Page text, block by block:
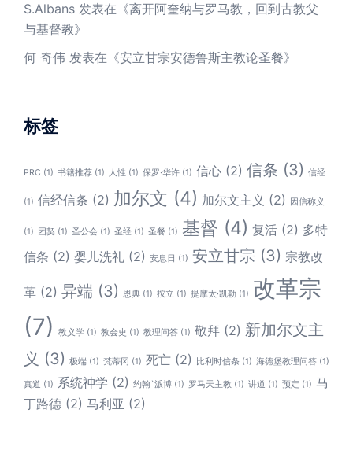
S.Albans 发表在《离开阿奎纳与罗马教，回到古教父
与基督教》
何 奇伟 发表在《安立甘宗安德鲁斯主教论圣餐》
标签
PRC (1) 书籍推荐 (1) 人性 (1) 保罗·华许 (1) 信心 (2) 信条 (3) 信经
(1) 信经信条 (2) 加尔文 (4) 加尔文主义 (2) 因信称义
(1) 团契 (1) 圣公会 (1) 圣经 (1) 圣餐 (1) 基督 (4) 复活 (2) 多特
信条 (2) 婴儿洗礼 (2) 安息日 (1) 安立甘宗 (3) 宗教改
革 (2) 异端 (3) 恩典 (1) 按立 (1) 提摩太·凯勒 (1) 改革宗
(7)
教义学 (1) 教会史 (1) 教理问答 (1) 敬拜 (2) 新加尔文主
义 (3) 极端 (1) 梵蒂冈 (1) 死亡 (2) 比利时信条 (1) 海德堡教理问答 (1)
真道 (1) 系统神学 (2) 约翰`派博 (1) 罗马天主教 (1) 讲道 (1) 预定 (1) 马
丁路德 (2) 马利亚 (2)